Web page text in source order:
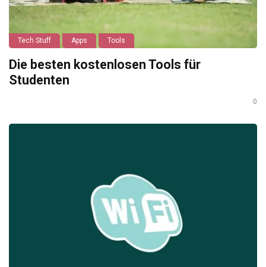
Tech Stuff Apps Tools
Die besten kostenlosen Tools für
Studenten
0